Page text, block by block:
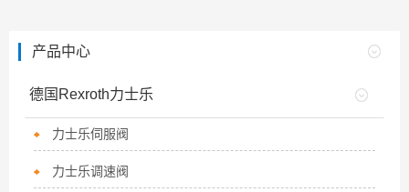
产品中心
德国Rexroth力士乐
力士乐伺服阀
力士乐调速阀